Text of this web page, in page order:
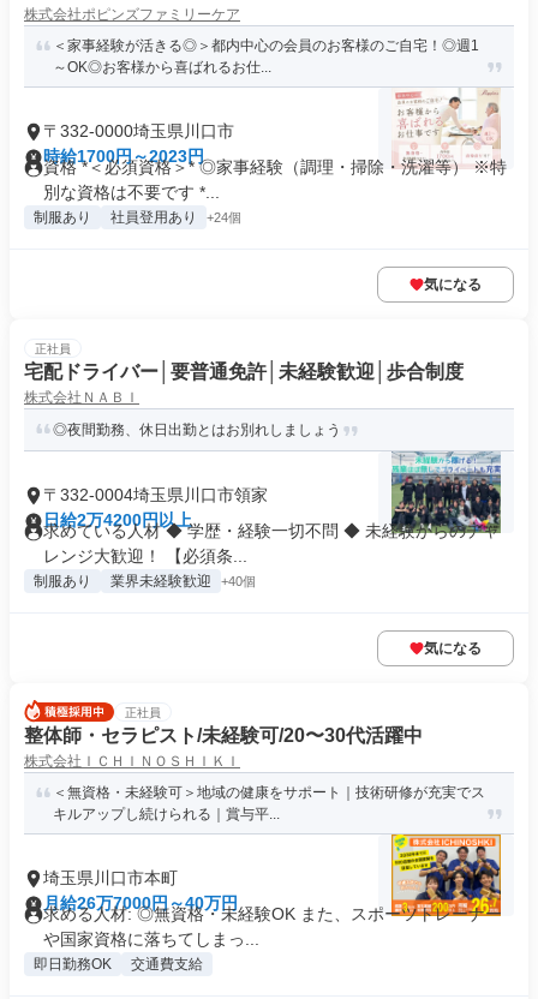
株式会社ポピンズファミリーケア
＜家事経験が活きる◎＞都内中心の会員のお客様のご自宅！◎週1
～OK◎お客様から喜ばれるお仕...
〒332-0000埼玉県川口市
時給1700円～2023円
資格 *＜必須資格＞* ◎家事経験（調理・掃除・洗濯等） ※特
別な資格は不要です *...
制服あり 社員登用あり +24個
気になる
正社員
宅配ドライバー│要普通免許│未経験歓迎│歩合制度
株式会社ＮＡＢＩ
◎夜間勤務、休日出勤とはお別れしましょう
〒332-0004埼玉県川口市領家
日給2万4200円以上
求めている人材 ◆ 学歴・経験一切不問 ◆ 未経験からのチャ
レンジ大歓迎！ 【必須条...
制服あり 業界未経験歓迎 +40個
気になる
正社員
整体師・セラピスト/未経験可/20〜30代活躍中
株式会社ＩＣＨＩＮＯＳＨＩＫＩ
＜無資格・未経験可＞地域の健康をサポート｜技術研修が充実でス
キルアップし続けられる｜賞与平...
埼玉県川口市本町
月給26万7000円～40万円
求める人材: ◎無資格・未経験OK また、スポーツトレーナー
や国家資格に落ちてしまっ...
即日勤務OK 交通費支給